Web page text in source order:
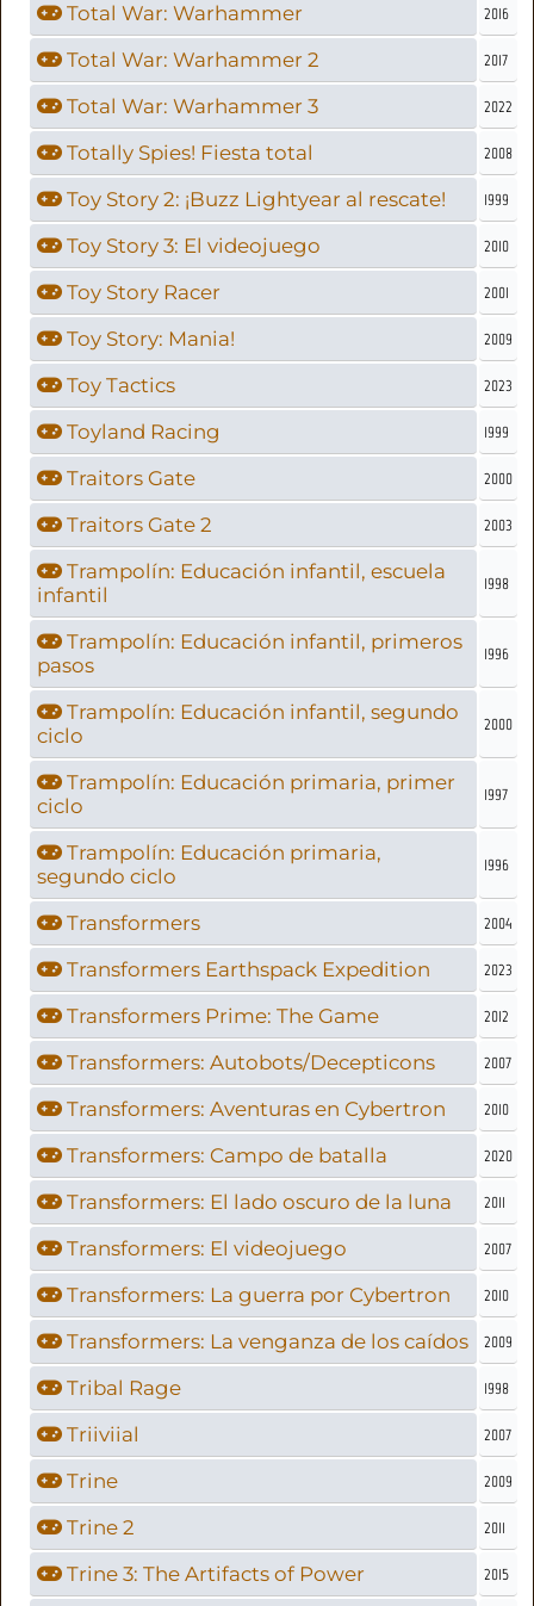
Total War: Warhammer 2016
Total War: Warhammer 2 2017
Total War: Warhammer 3 2022
Totally Spies! Fiesta total 2008
Toy Story 2: ¡Buzz Lightyear al rescate! 1999
Toy Story 3: El videojuego 2010
Toy Story Racer 2001
Toy Story: Mania! 2009
Toy Tactics 2023
Toyland Racing 1999
Traitors Gate 2000
Traitors Gate 2 2003
Trampolín: Educación infantil, escuela
infantil
1998
Trampolín: Educación infantil, primeros
pasos
1996
Trampolín: Educación infantil, segundo
ciclo
2000
Trampolín: Educación primaria, primer
ciclo
1997
Trampolín: Educación primaria,
segundo ciclo
1996
Transformers 2004
Transformers Earthspack Expedition 2023
Transformers Prime: The Game 2012
Transformers: Autobots/Decepticons 2007
Transformers: Aventuras en Cybertron 2010
Transformers: Campo de batalla 2020
Transformers: El lado oscuro de la luna 2011
Transformers: El videojuego 2007
Transformers: La guerra por Cybertron 2010
Transformers: La venganza de los caídos 2009
Tribal Rage 1998
Triiviial 2007
Trine 2009
Trine 2 2011
Trine 3: The Artifacts of Power 2015